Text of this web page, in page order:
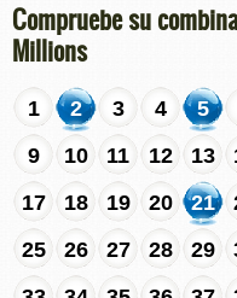
Compruebe su
Millions
1 2 3 4 5
9
10 11 12 13
17
18 19 20 21
25
26 27 28 29